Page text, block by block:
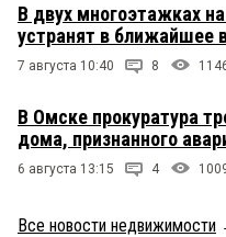
В двух многоэтажках
устранят в ближайшее
7 августа 10:40 8
В Омске прокуратура
дома, признанного
6 августа 13:15 4
Все новости недвижимости